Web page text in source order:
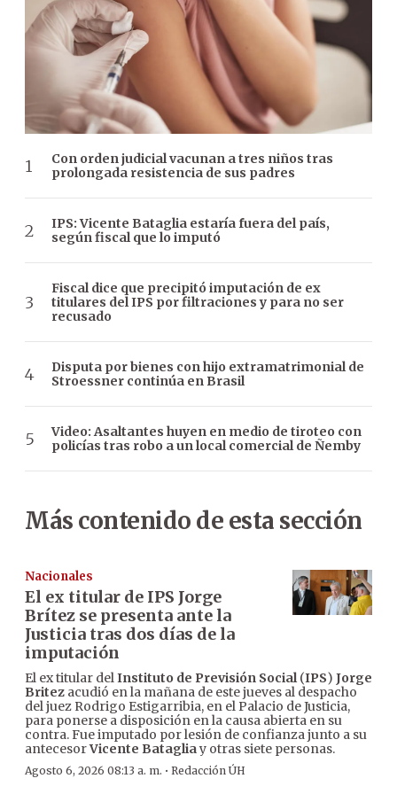
Con orden judicial vacunan a tres niños tras
prolongada resistencia de sus padres
IPS: Vicente Bataglia estaría fuera del país,
según fiscal que lo imputó
Fiscal dice que precipitó imputación de ex
titulares del IPS por filtraciones y para no ser
recusado
Disputa por bienes con hijo extramatrimonial de
Stroessner continúa en Brasil
Video: Asaltantes huyen en medio de tiroteo con
policías tras robo a un local comercial de Ñemby
Más contenido de esta sección
Nacionales
El ex titular de IPS Jorge
Brítez se presenta ante la
Justicia tras dos días de la
imputación
El ex titular delInstituto de Previsión Social(IPS) Jorge
Britez acudió en la mañana de este jueves al despacho
del juez Rodrigo Estigarribia, en el Palacio de Justicia,
para ponerse a disposición en la causa abierta en su
contra. Fue imputado por lesión de confianza junto a su
antecesorVicente Batagliay otras siete personas.
Agosto 6, 2026 08:13 a. m. · Redacción ÚH